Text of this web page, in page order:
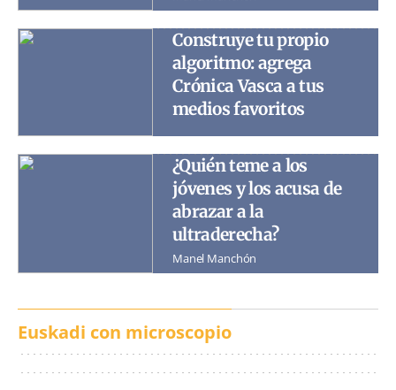
Construye tu propio
algoritmo: agrega
Crónica Vasca a tus
medios favoritos
¿Quién teme a los
jóvenes y los acusa de
abrazar a la
ultraderecha?
Manel Manchón
Euskadi con microscopio